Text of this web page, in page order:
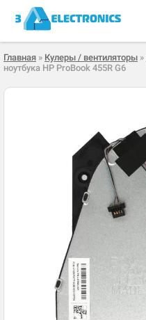
Главная » Кулеры / вентиляторы »
ноутбука HP ProBook 455R G6